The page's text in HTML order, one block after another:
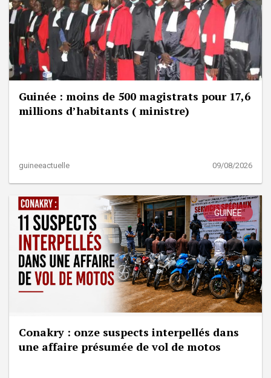
Guinée : moins de 500 magistrats pour 17,6
millions d’habitants ( ministre)
guineeactuelle 09/08/2026
GUINÉE
Conakry : onze suspects interpellés dans
une affaire présumée de vol de motos